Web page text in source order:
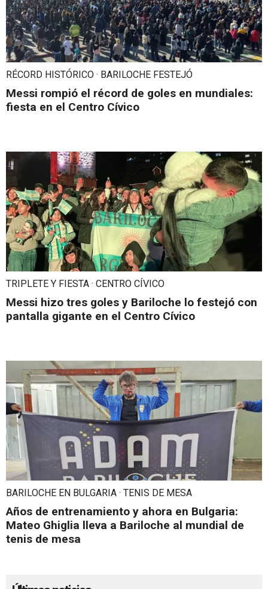
RÉCORD HISTÓRICO · BARILOCHE FESTEJÓ
Messi rompió el récord de goles en mundiales:
fiesta en el Centro Cívico
TRIPLETE Y FIESTA · CENTRO CÍVICO
Messi hizo tres goles y Bariloche lo festejó con
pantalla gigante en el Centro Cívico
BARILOCHE EN BULGARIA · TENIS DE MESA
Años de entrenamiento y ahora en Bulgaria:
Mateo Ghiglia lleva a Bariloche al mundial de
tenis de mesa